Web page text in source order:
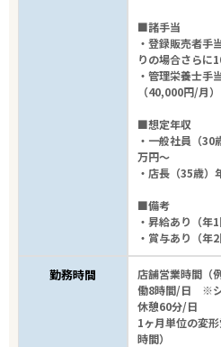
■諸手当
・登録販売者手
りの場合さらに
・管理栄養士手
（40,000円/月）
■想定年収
・一般社員（
万円～
・店長（35歳）
■備考
・昇給あり（年1
・賞与あり（
勤務時間
店舗営業時間（
働8時間/日 ※
休憩60分/日
1ヶ月単位の変
時間）